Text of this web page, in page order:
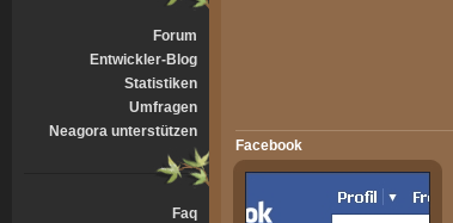
Forum
Entwickler-Blog
Statistiken
Umfragen
Neagora unterstützen
Faq
Facebook